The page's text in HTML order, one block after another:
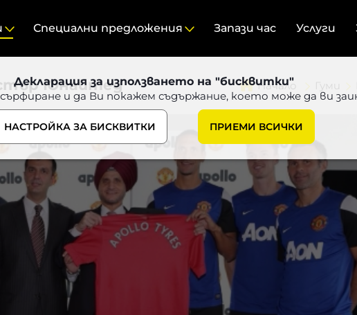
Декларация за използването на "бисквитки"
и да Ви покажем съдържание, което може да ви
НАСТРОЙКА ЗА БИСКВИТКИ ПРИЕМИ ВСИЧКИ
Специални предложения Запази час Услуги
Начало Гуми
Юнайтед